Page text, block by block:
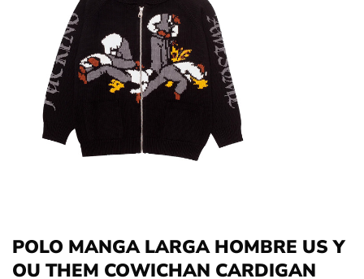
POLO MANGA LARGA HOMBRE US Y
OU THEM COWICHAN CARDIGAN